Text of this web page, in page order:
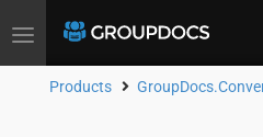
Toggle
Products